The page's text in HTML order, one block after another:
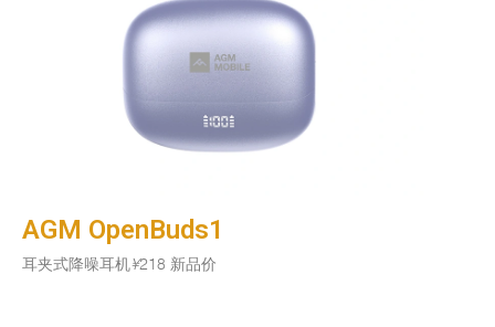
AGM OpenBuds1
耳夹式降噪耳机¥218 新品价